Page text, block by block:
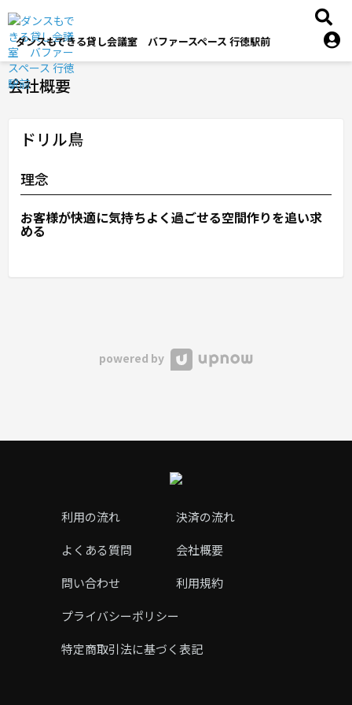
ダンスもできる貸し会議室 バファースペース 行徳駅前
会社概要
ドリル鳥
理念
お客様が快適に気持ちよく過ごせる空間作りを追い求
める
powered by
利用の流れ
決済の流れ
よくある質問
会社概要
問い合わせ
利用規約
プライバシーポリシー
特定商取引法に基づく表記